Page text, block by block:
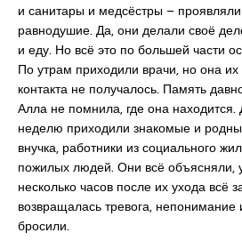
и санитары и медсёстры –
равнодушие. Да, они делали своё
и еду. Но всё это по большей части
По утрам приходили врачи, но она
контакта не получалось. Память
Алла не помнила, где она находится.
неделю приходили знакомые и
внучка, работники из социального
пожилых людей. Они всё объясняли,
несколько часов после их ухода всё
возвращалась тревога,
бросили.